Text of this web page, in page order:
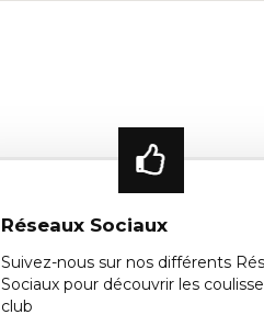
Réseaux Sociaux
Suivez-nous sur nos différents
Sociaux pour découvrir les
club